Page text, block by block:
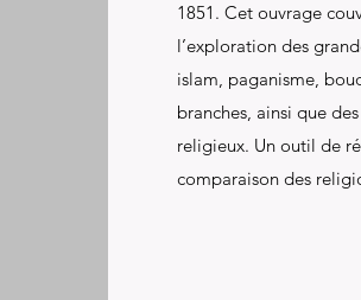
1851. Cet ouvrage
l’exploration des
islam, paganisme,
branches, ainsi que
religieux. Un outil de
comparaison des